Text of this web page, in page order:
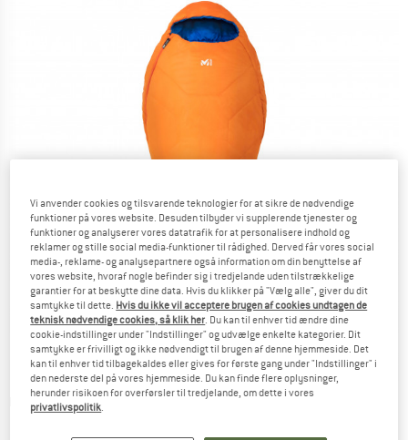
Detaljevisning
Vi anvender cookies og tilsvarende teknologier for at sikre de nødvendige
funktioner på vores website. Desuden tilbyder vi supplerende tjenester og
funktioner og analyserer vores datatrafik for at personalisere indhold og
reklamer og stille social media-funktioner til rådighed. Derved får vores social
media-, reklame- og analysepartnere også information om din benyttelse af
vores website, hvoraf nogle befinder sig i tredjelande uden tilstrækkelige
garantier for at beskytte dine data. Hvis du klikker på "Vælg alle", giver du dit
samtykke til dette. Hvis du ikke vil acceptere brugen af cookies undtagen de
teknisk nødvendige cookies, så klik her. Du kan til enhver tid ændre dine
cookie-indstillinger under "Indstillinger" og udvælge enkelte kategorier. Dit
samtykke er frivilligt og ikke nødvendigt til brugen af denne hjemmeside. Det
kan til enhver tid tilbagekaldes eller gives for første gang under "Indstillinger" i
den nederste del på vores hjemmeside. Du kan finde flere oplysninger,
herunder risikoen for overførsler til tredjelande, om dette i vores
privatlivspolitik.